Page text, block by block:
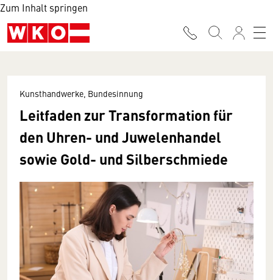
Zum Inhalt springen
Kunsthandwerke, Bundesinnung
Leitfaden zur Transformation für
den Uhren- und Juwelenhandel
sowie Gold- und Silberschmiede